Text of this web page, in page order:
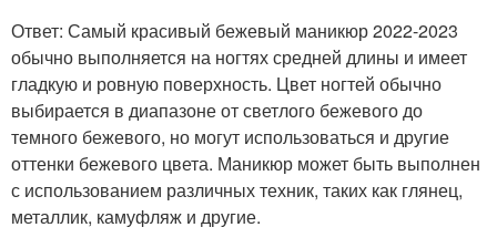
Ответ: Самый красивый бежевый маникюр 2022-2023
обычно выполняется на ногтях средней длины и имеет
гладкую и ровную поверхность. Цвет ногтей обычно
выбирается в диапазоне от светлого бежевого до
темного бежевого, но могут использоваться и другие
оттенки бежевого цвета. Маникюр может быть выполнен
с использованием различных техник, таких как глянец,
металлик, камуфляж и другие.